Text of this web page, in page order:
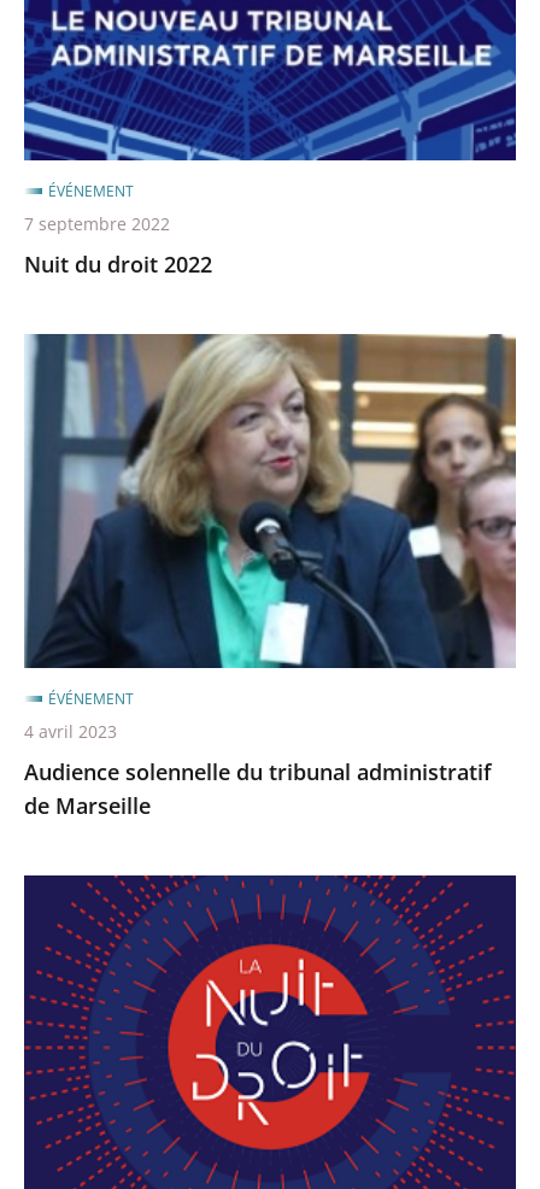
Nuit du droit 2022
ÉVÉNEMENT
7 septembre 2022
Audience
tribunal
administratif
Marseille
Audience solennelle du tribunal administratif
de Marseille
ÉVÉNEMENT
4 avril 2023
date
La
Nuit
du
Droit